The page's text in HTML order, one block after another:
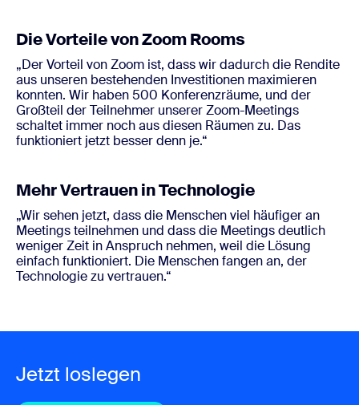
Die Vorteile von Zoom Rooms
„Der Vorteil von Zoom ist, dass wir dadurch die Rendite
aus unseren bestehenden Investitionen maximieren
konnten. Wir haben 500 Konferenzräume, und der
Großteil der Teilnehmer unserer Zoom-Meetings
schaltet immer noch aus diesen Räumen zu. Das
funktioniert jetzt besser denn je.“
Mehr Vertrauen in Technologie
„Wir sehen jetzt, dass die Menschen viel häufiger an
Meetings teilnehmen und dass die Meetings deutlich
weniger Zeit in Anspruch nehmen, weil die Lösung
einfach funktioniert. Die Menschen fangen an, der
Technologie zu vertrauen.“
Jetzt loslegen